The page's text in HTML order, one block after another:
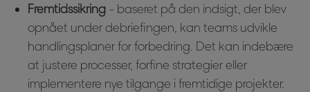
Fremtidssikring - baseret på den indsigt, der blev
opnået under debriefingen, kan teams udvikle
handlingsplaner for forbedring. Det kan indebære
at justere processer, forfine strategier eller
implementere nye tilgange i fremtidige projekter.